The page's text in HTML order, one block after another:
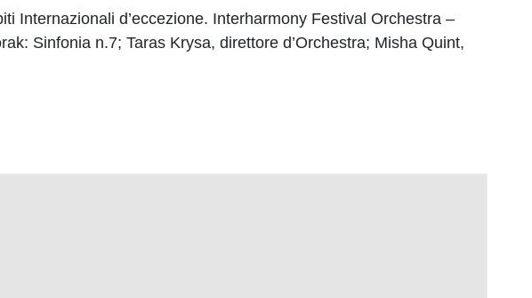
Internazionali d’eccezione. Interharmony Festival Orchestra –
Sinfonia n.7; Taras Krysa, direttore d’Orchestra; Misha Quint,